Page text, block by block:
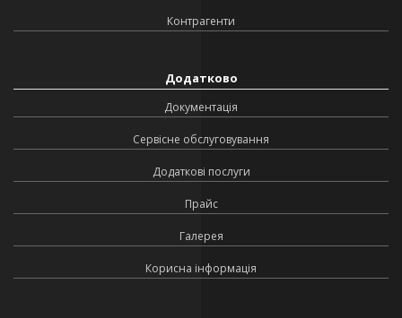
Контрагенти
Додатково
Документація
Сервісне обслуговування
Додаткові послуги
Прайс
Галерея
Корисна інформація